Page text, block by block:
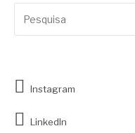
por:
Instagram
LinkedIn